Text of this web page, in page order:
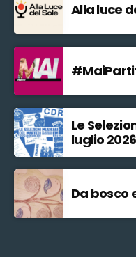
Alla luce
Le
luglio 2026
Da bosco